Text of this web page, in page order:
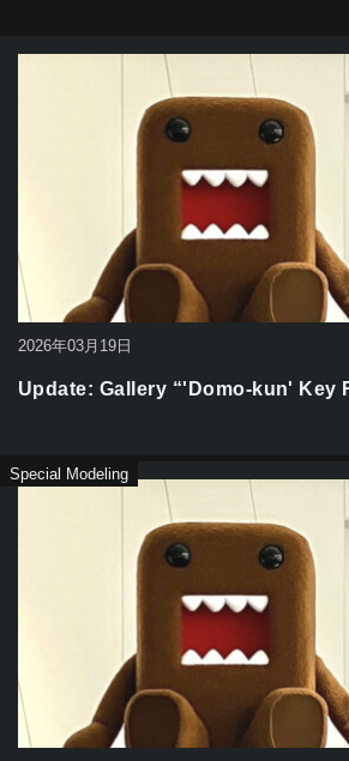
2026年03月19日
Update: Gallery “'Domo-kun' Key
Special Modeling